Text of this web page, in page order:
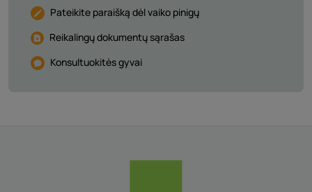
Pateikite paraišką dėl vaiko pinigų
Reikalingų dokumentų sąrašas
Konsultuokitės gyvai